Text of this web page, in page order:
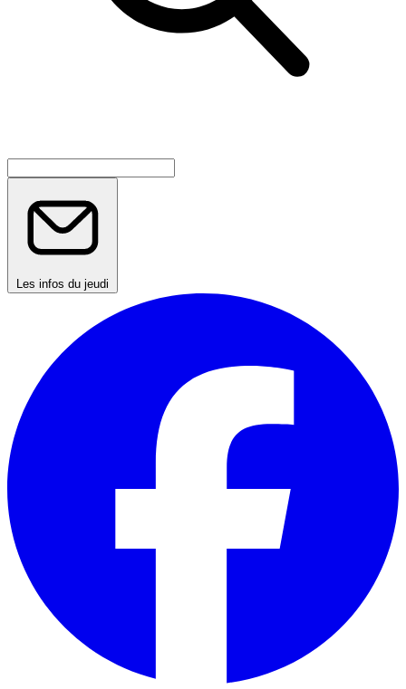
Les infos du jeudi